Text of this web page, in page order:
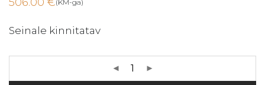
(KM-ga)
Seinale kinnitatav